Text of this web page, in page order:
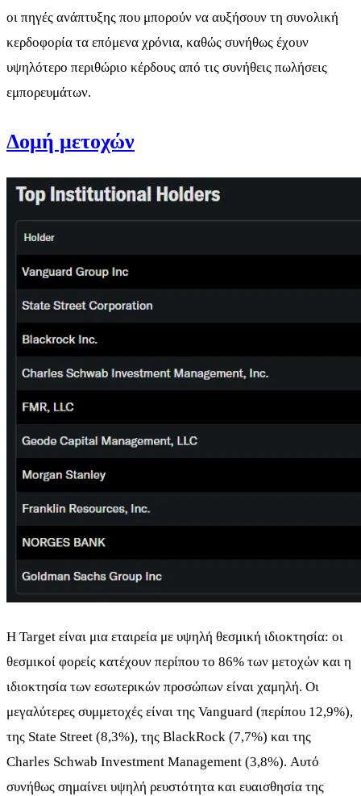
οι πηγές ανάπτυξης που μπορούν να αυξήσουν τη συνολική
κερδοφορία τα επόμενα χρόνια, καθώς συνήθως έχουν
υψηλότερο περιθώριο κέρδους από τις συνήθεις πωλήσεις
εμπορευμάτων.
Δομή μετοχών
Η Target είναι μια εταιρεία με υψηλή θεσμική ιδιοκτησία: οι
θεσμικοί φορείς κατέχουν περίπου το 86% των μετοχών και η
ιδιοκτησία των εσωτερικών προσώπων είναι χαμηλή. Οι
μεγαλύτερες συμμετοχές είναι της Vanguard (περίπου 12,9%),
της State Street (8,3%), της BlackRock (7,7%) και της
Charles Schwab Investment Management (3,8%). Αυτό
συνήθως σημαίνει υψηλή ρευστότητα και ευαισθησία της